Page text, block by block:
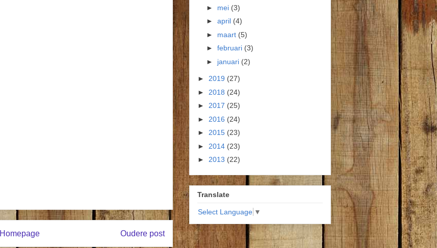
Oudere post
Homepage
► mei (3)
► april (4)
► maart (5)
► februari (3)
► januari (2)
► 2019 (27)
► 2018 (24)
► 2017 (25)
► 2016 (24)
► 2015 (23)
► 2014 (23)
► 2013 (22)
Translate
Select Language ▼